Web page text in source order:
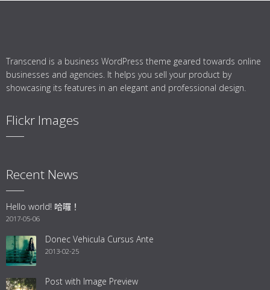
Transcend is a business WordPress theme geared towards online
businesses and agencies. It helps you sell your product by
showcasing its features in an elegant and professional design.
Flickr Images
Recent News
Hello world! 哈囉！
2017-05-06
Donec Vehicula Cursus Ante
2013-02-25
Post with Image Preview